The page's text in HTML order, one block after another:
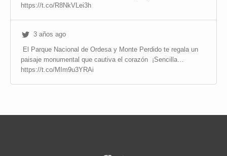
https://t.co/R8NkVLei3h
3 años ago
El Parque Nacional de Ordesa y Monte Perdido te regala un
paisaje monumental que cautiva el corazón ¡Sencilla…
https://t.co/MIm9u3YRAi